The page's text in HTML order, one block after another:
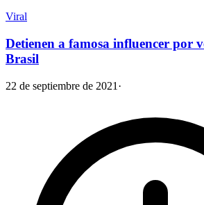
Viral
Detienen a famosa influencer por
Brasil
22 de septiembre de 2021 ·